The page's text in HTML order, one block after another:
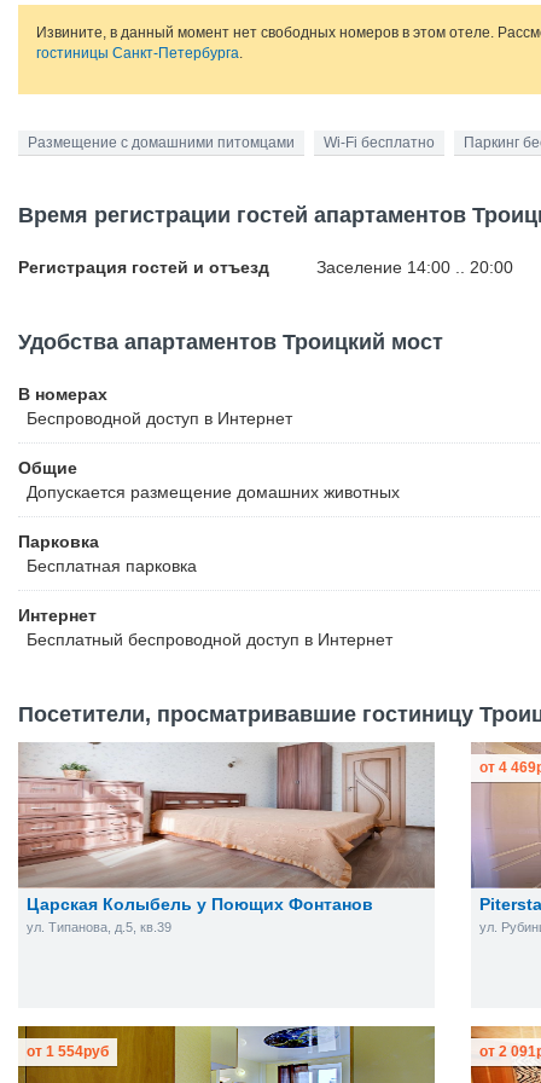
Извините, в данный момент нет свободных номеров в этом отеле.
гостиницы Санкт-Петербурга.
Размещение с домашними питомцами Wi-Fi бесплатно Паркинг
Время регистрации гостей апартаментов
Регистрация гостей и отъезд Заселение 14:00 .. 20:00
Удобства апартаментов Троицкий мост
В номерах
Беспроводной доступ в Интернет
Общие
Допускается размещение домашних животных
Парковка
Бесплатная парковка
Интернет
Бесплатный беспроводной доступ в Интернет
Посетители, просматривавшие гостиницу
Царская Колыбель у Поющих Фонтанов
ул. Типанова, д.5, кв.39 ул.
от 4 469
от 1 554руб от 2 091